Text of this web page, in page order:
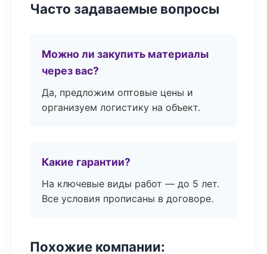
Часто задаваемые вопросы
Можно ли закупить материалы
через вас?
Да, предложим оптовые цены и
организуем логистику на объект.
Какие гарантии?
На ключевые виды работ — до 5 лет.
Все условия прописаны в договоре.
Похожие компании: